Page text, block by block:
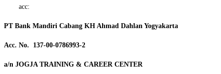
acc:
PT Bank Mandiri Cabang KH Ahmad Dahlan Yogyakarta
Acc. No. 137-00-0786993-2
a/n JOGJA TRAINING & CAREER CENTER